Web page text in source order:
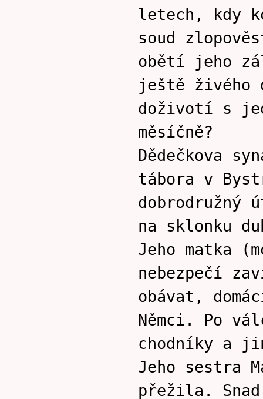
letech, kdy
soud
obětí jeho
ještě živého
doživotí s
měsíčně?
Dědečkova
tábora v
dobrodružný
na sklonku
Jeho matka
nebezpečí
obávat,
Němci. Po
chodníky a
Jeho sestra
přežila. Snad